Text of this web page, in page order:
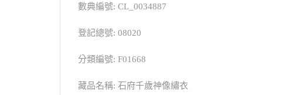
數典編號: CL_0034887
登記總號: 08020
分類編號: F01668
藏品名稱: 石府千歲神像繡衣